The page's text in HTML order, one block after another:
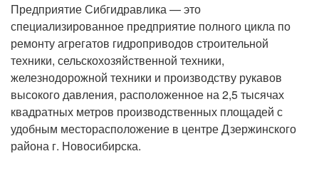
Предприятие Сибгидравлика — это
специализированное предприятие полного цикла по
ремонту агрегатов гидроприводов строительной
техники, сельскохозяйственной техники,
железнодорожной техники и производству рукавов
высокого давления, расположенное на 2,5 тысячах
квадратных метров производственных площадей с
удобным месторасположение в центре Дзержинского
района г. Новосибирска.